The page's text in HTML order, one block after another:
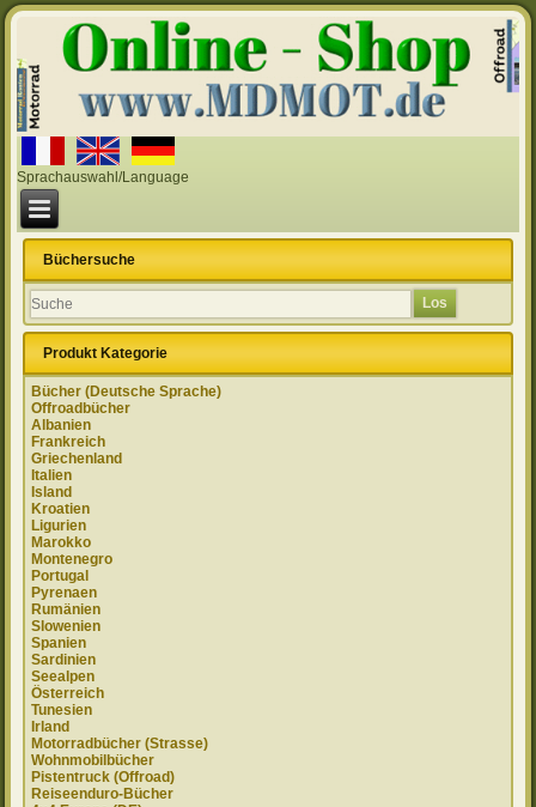
Sprachauswahl/Language
Büchersuche
Produkt Kategorie
Bücher (Deutsche Sprache)
Offroadbücher
Albanien
Frankreich
Griechenland
Italien
Island
Kroatien
Ligurien
Marokko
Montenegro
Portugal
Pyrenaen
Rumänien
Slowenien
Spanien
Sardinien
Seealpen
Österreich
Tunesien
Irland
Motorradbücher (Strasse)
Wohnmobilbücher
Pistentruck (Offroad)
Reiseenduro-Bücher